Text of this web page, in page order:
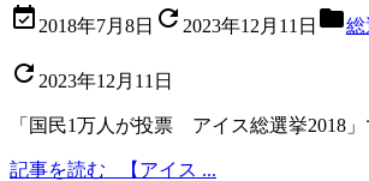
 2018年7月8日  2023年12月11日 総
 2023年12月11日
「国民1万人が投票 アイス総選挙2018
記事を読む 【アイス ...